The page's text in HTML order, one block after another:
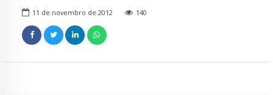
11 de novembro de 2012 140